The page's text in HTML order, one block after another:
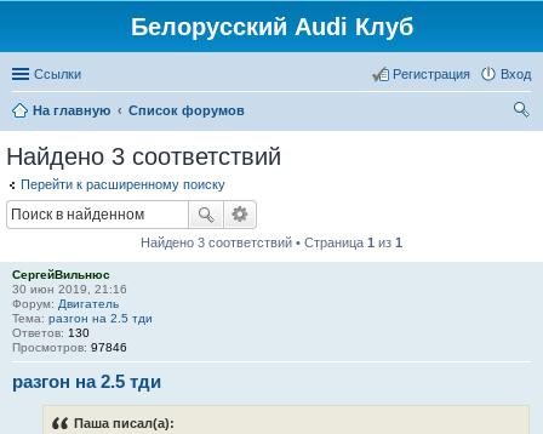
Белорусский Audi Клуб
Ссылки Вход
Регистрация
На главную
Список форумов
Найдено 3 соответствий
Перейти к расширенному поиску
Найдено 3 соответствий • Страница 1 из 1
СергейВильнюс
30 июн 2019, 21:16
Форум: Двигатель
Тема: разгон на 2.5 тди
Ответов: 130
Просмотров: 97846
разгон на 2.5 тди
Паша писал(а):